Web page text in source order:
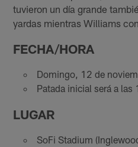
tuvieron un día grande
yardas mientras Williams
FECHA/HORA
Domingo, 12 de
Patada inicial será a
LUGAR
SoFi Stadium